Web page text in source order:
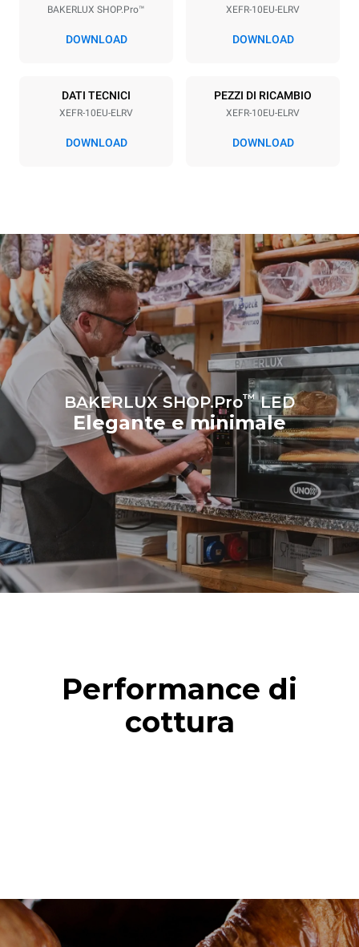
380-415V 3N~ / 220-240V
3~
15,5 kW
50 / 60 Hz NON INCLUSO
dal forno. Le emissioni
indirette dipendono dal mix
energetico della rete a cui
esso è collegato; queste
ultime possono essere
azzerate scegliendo di
acquistare energia
prodotta da fonti
rinnovabili.Greenhouse
Gas Protocol
BAKERLUX SHOP.Pro™
DOWNLOAD
XEFR-10EU-ELRV
DOWNLOAD
DATI TECNICI
XEFR-10EU-ELRV
DOWNLOAD
PEZZI DI RICAMBIO
XEFR-10EU-ELRV
DOWNLOAD
BAKERLUX SHOP.Pro™LED
Elegante e minimale
Performance di
cottura